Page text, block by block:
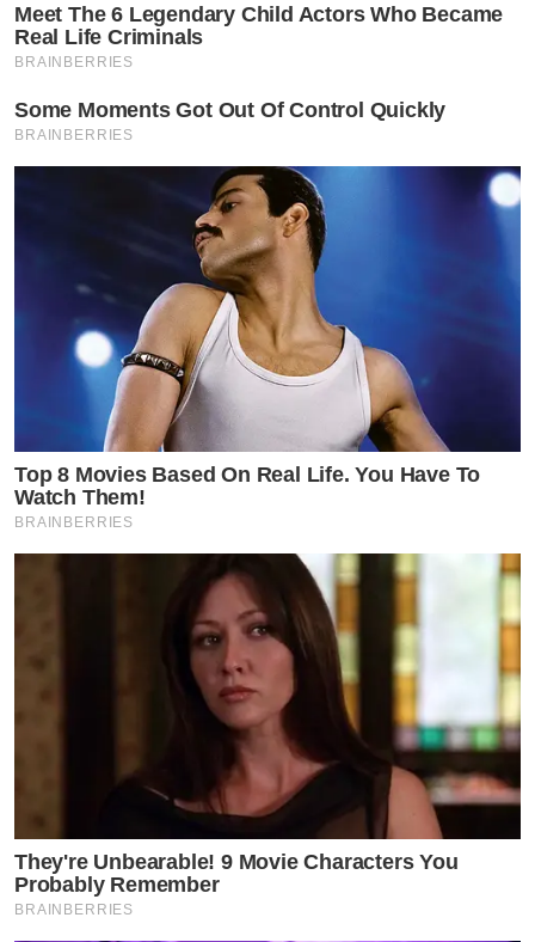
Meet The 6 Legendary Child Actors Who Became
Real Life Criminals
BRAINBERRIES
Some Moments Got Out Of Control Quickly
BRAINBERRIES
Top 8 Movies Based On Real Life. You Have To
Watch Them!
BRAINBERRIES
They're Unbearable! 9 Movie Characters You
Probably Remember
BRAINBERRIES